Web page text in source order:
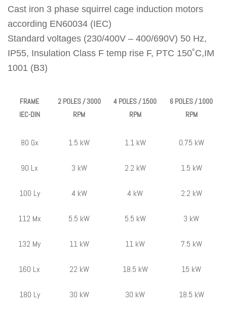
Cast iron 3 phase squirrel cage induction motors
according EN60034 (IEC)
Standard voltages (230/400V – 400/690V) 50 Hz,
IP55, Insulation Class F temp rise F, PTC 150˚C,IM
1001 (B3)
FRAME
IEC-DIN
2 POLES / 3000
RPM
4 POLES / 1500
RPM
6 POLES / 1000
RPM
80 Gx 1.5 kW 1.1 kW 0.75 kW
90 Lx 3 kW 2.2 kW 1.5 kW
100 Ly 4 kW 4 kW 2.2 kW
112 Mx 5.5 kW 5.5 kW 3 kW
132 My 11 kW 11 kW 7.5 kW
160 Lx 22 kW 18.5 kW 15 kW
180 Ly 30 kW 30 kW 18.5 kW